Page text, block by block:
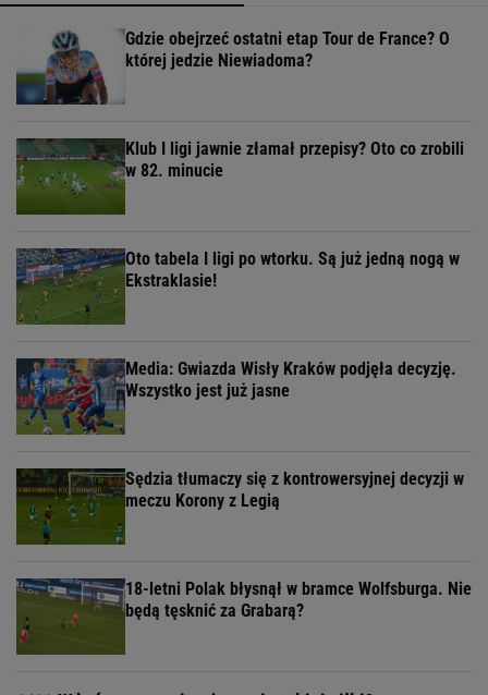
Gdzie obejrzeć ostatni etap Tour de France? O
której jedzie Niewiadoma?
Klub I ligi jawnie złamał przepisy? Oto co zrobili
w 82. minucie
Oto tabela I ligi po wtorku. Są już jedną nogą w
Ekstraklasie!
Media: Gwiazda Wisły Kraków podjęła decyzję.
Wszystko jest już jasne
Sędzia tłumaczy się z kontrowersyjnej decyzji w
meczu Korony z Legią
18-letni Polak błysnął w bramce Wolfsburga. Nie
będą tęsknić za Grabarą?